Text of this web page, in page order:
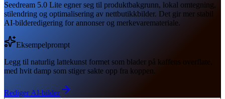
Seedream 5.0 Lite egner seg til produktbakgrunn, lokal omtegning,
stilendring og optimalisering av nettbutikkbilder. Det gir mer stabil
AI-bilderedigering for annonser og merkevaremateriale.
Eksempelprompt
Legg til naturlig lattekunst formet som blader på kaffens overflate,
med hvit damp som stiger sakte opp fra koppen.
Rediger AI-bilder